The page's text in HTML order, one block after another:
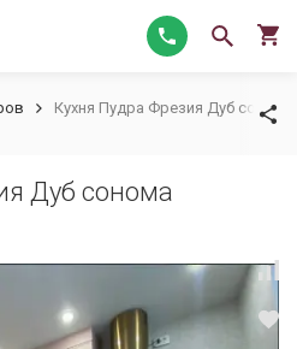
Кухня Пудра Фрезия Дуб сонома
Дуб сонома